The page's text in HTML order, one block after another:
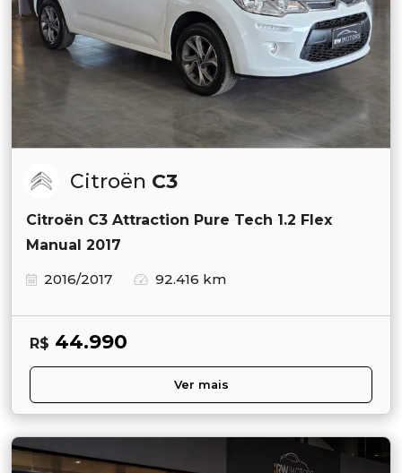
Citroën C3
Citroën C3 Attraction Pure Tech 1.2 Flex
Manual 2017
2016/2017
92.416 km
R$ 44.990
Ver mais